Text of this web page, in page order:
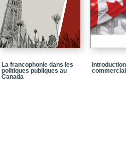
CHAPITRE 2 / Les
ressources : le projet
gouvernement du
CHAPITRE 3 / Les
matière d’emploi
La francophonie dans les
politiques publiques au
Canada